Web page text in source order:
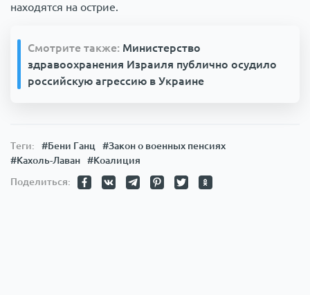
находятся на острие.
Смотрите также: Министерство
здравоохранения Израиля публично осудило
российскую агрессию в Украине
Теги: #Бени Ганц
#Закон о военных пенсиях
#Кахоль-Лаван
#Коалиция
Поделиться: